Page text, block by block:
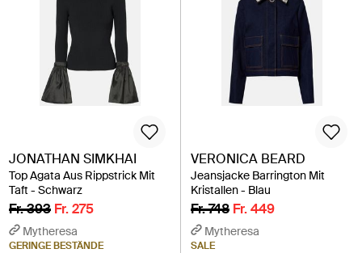
JONATHAN SIMKHAI
Top Agata Aus Rippstrick Mit
Taft - Schwarz
Fr. 393 Fr. 275
Mytheresa
GERINGE BESTÄNDE
VERONICA BEARD
Jeansjacke Barrington Mit
Kristallen - Blau
Fr. 748 Fr. 449
Mytheresa
SALE